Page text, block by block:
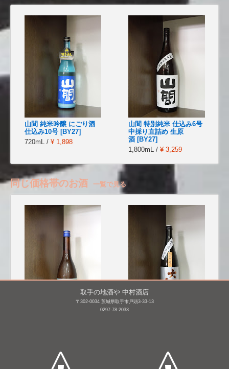
山間 純米吟醸 にごり酒
仕込み10号 [BY27]
720mL / ¥ 1,898
山間 特別純米 仕込み6号
中採り直詰め 生原
酒 [BY27]
1,800mL / ¥ 3,259
同じ価格帯のお酒 一覧で見る
大観 純米吟醸 雄町 無濾
取手の地酒や 中村酒店
〒302-0034 茨城県取手市戸頭3-33-13
0297-78-2033